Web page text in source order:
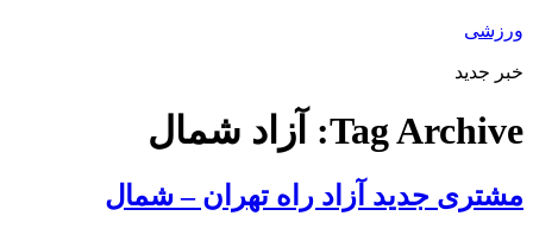
ورزشی
خبر جدید
Tag Archive: آزاد شمال
مشتری جدید آزاد راه تهران – شمال